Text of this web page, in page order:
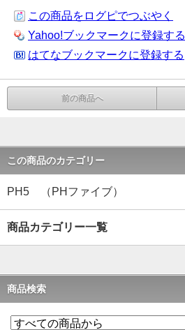
この商品をログピでつぶやく
Yahoo!ブックマークに登録する
はてなブックマークに登録する
前の商品へ
この商品のカテゴリー
PH5 （PHファイブ）
商品カテゴリー一覧
商品検索